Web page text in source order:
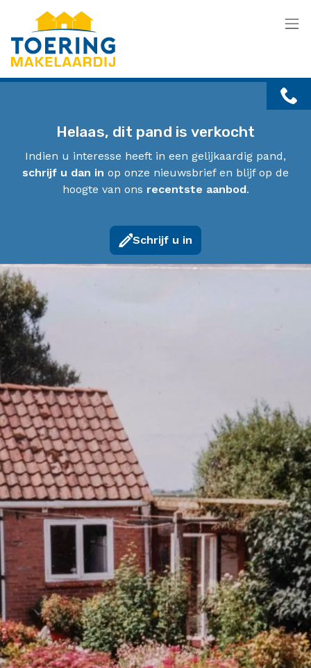
Menu overslaan en naar de inhoud gaan
Helaas, dit pand is verkocht
Indien u interesse heeft in een gelijkaardig pand,
schrijf u dan in op onze nieuwsbrief en blijf op de
hoogte van ons recentste aanbod.
Schrijf u in